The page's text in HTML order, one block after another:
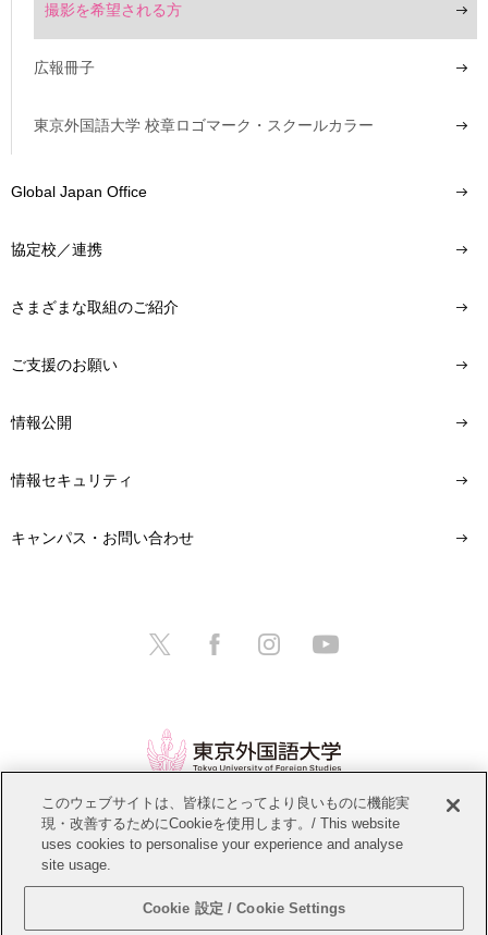
撮影を希望される方
広報冊子
東京外国語大学 校章ロゴマーク・スクールカラー
Global Japan Office
協定校／連携
さまざまな取組のご紹介
ご支援のお願い
情報公開
情報セキュリティ
キャンパス・お問い合わせ
情報公開 教職員募集 このサイトについて
このウェブサイトは、皆様にとってより良いものに機能実
現・改善するためにCookieを使用します。/ This website
uses cookies to personalise your experience and analyse
site usage.
Cookie 設定 / Cookie Settings